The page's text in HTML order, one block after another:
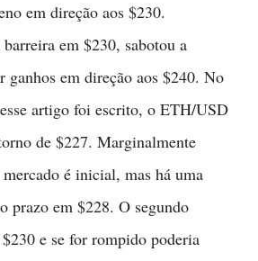
em direção aos $230.
em $230, sabotou a
ganhos em direção aos $240. No
artigo foi escrito, o ETH/USD
de $227. Marginalmente
é inicial, mas há uma
prazo em $228. O segundo
e se for rompido poderia